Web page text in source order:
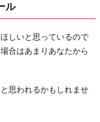
ル
しいと思っているので
合はあまりあなたから
思われるかもしれませ